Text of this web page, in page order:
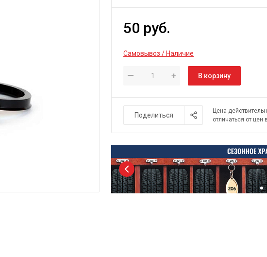
50 руб.
Самовывоз / Наличие
— + В корзину
Поделиться
Цена
отличаться от цен